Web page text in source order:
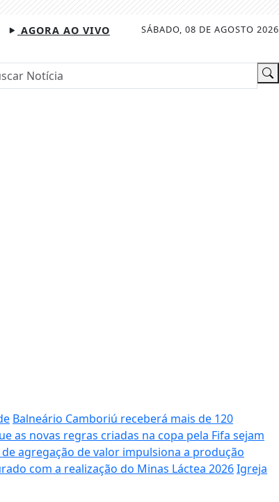
SÁBADO, 08 DE AGOSTO 2026
AGORA AO VIVO
Balneário Camboriú receberá mais de 120
as novas regras criadas na copa pela Fifa sejam
agregação de valor impulsiona a produção
com a realização do Minas Láctea 2026Igreja